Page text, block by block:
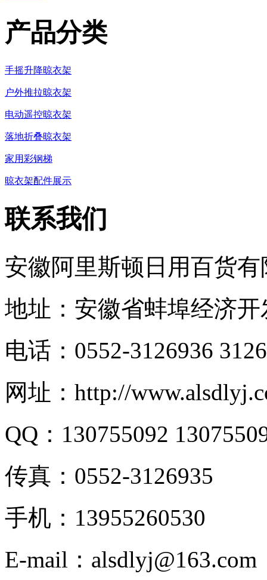
产品分类
手摇升降晾衣架
户外推拉晾衣架
电动遥控晾衣架
落地折叠晾衣架
家用彩钢梯
晾衣架配件展示
联系我们
安徽阿里斯顿日用百货有
地址：安徽省蚌埠经济
电话：0552-3126936
网址：http://
QQ：130755092
传真：0552-3126935
手机：13955260530
E-mail： alsdlyj@163.com